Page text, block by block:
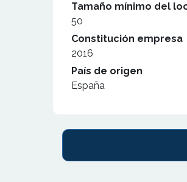
Tamaño mínimo del
50
Constitución empresa
2016
País de origen
España